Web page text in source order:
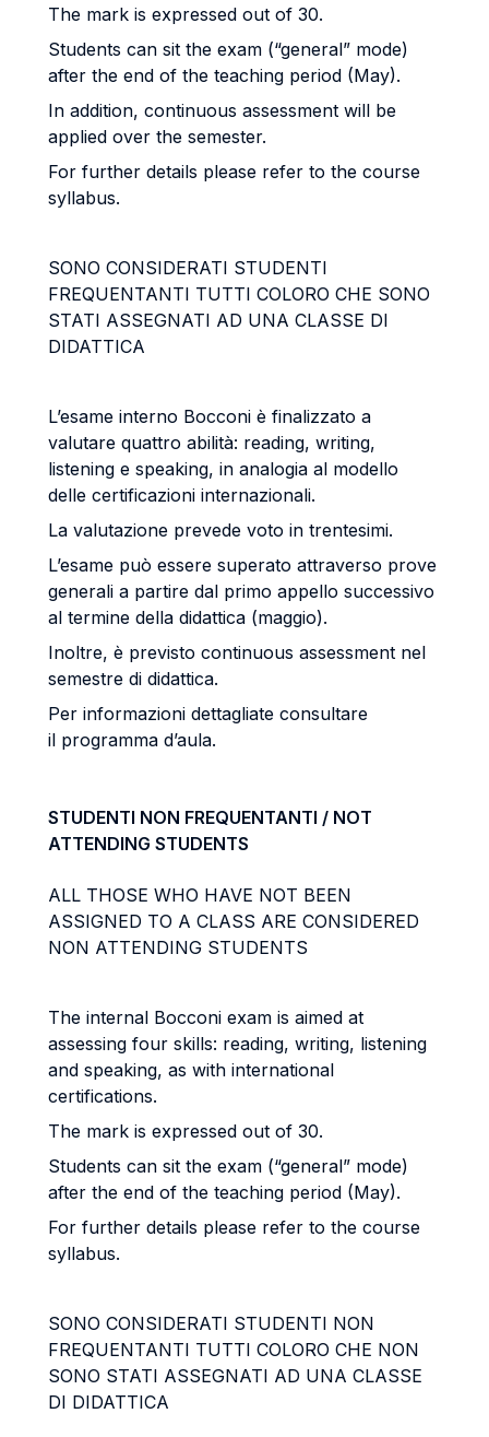
The mark is expressed out of 30.
Students can sit the exam (“general” mode)
after the end of the teaching period (May).
In addition, continuous assessment will be
applied over the semester.
For further details please refer to the course
syllabus.
SONO CONSIDERATI STUDENTI
FREQUENTANTI TUTTI COLORO CHE SONO
STATI ASSEGNATI AD UNA CLASSE DI
DIDATTICA
L’esame interno Bocconi è finalizzato a
valutare quattro abilità: reading, writing,
listening e speaking, in analogia al modello
delle certificazioni internazionali.
La valutazione prevede voto in trentesimi.
L’esame può essere superato attraverso prove
generali a partire dal primo appello successivo
al termine della didattica (maggio).
Inoltre, è previsto continuous assessment nel
semestre di didattica.
Per informazioni dettagliate consultare
il programma d’aula.
STUDENTI NON FREQUENTANTI / NOT
ATTENDING STUDENTS
ALL THOSE WHO HAVE NOT BEEN
ASSIGNED TO A CLASS ARE CONSIDERED
NON ATTENDING STUDENTS
The internal Bocconi exam is aimed at
assessing four skills: reading, writing, listening
and speaking, as with international
certifications.
The mark is expressed out of 30.
Students can sit the exam (“general” mode)
after the end of the teaching period (May).
For further details please refer to the course
syllabus.
SONO CONSIDERATI STUDENTI NON
FREQUENTANTI TUTTI COLORO CHE NON
SONO STATI ASSEGNATI AD UNA CLASSE
DI DIDATTICA